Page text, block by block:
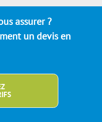
assurer ?
un devis en